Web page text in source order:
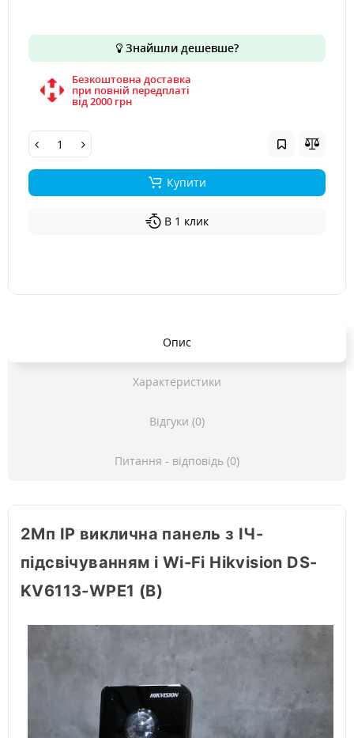
Знайшли дешевше?
Безкоштовна доставка
при повній передплаті
вiд 2000 грн
Купити
В 1 клик
Опис
Характеристики
Відгуки (0)
Питання - відповідь (0)
2Мп IP виклична панель з ІЧ-
підсвічуванням і Wi-Fi Hikvision DS-
KV6113-WPE1 (B)